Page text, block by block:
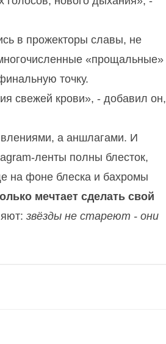
в прожекторы славы, не
«прощальные»
точку.
свежей крови», - добавил он,
а аншлагами. И
ленты полны блесток,
на фоне блеска и бахромы
мечтает сделать свой
звёзды не стареют - они